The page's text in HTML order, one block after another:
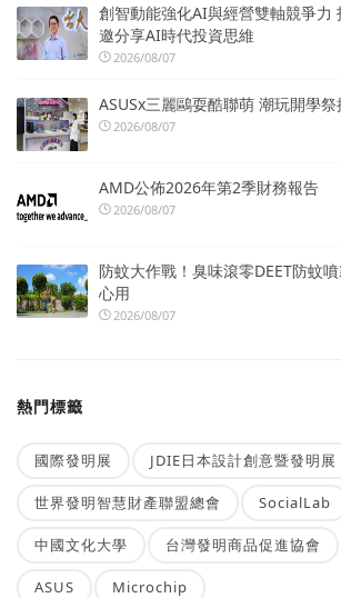
創智動能強化AI與經營雙軸競爭力
邀分享AI時代投資思維
2026/08/07
ASUSx三麗鷗耍酷聯萌 潮玩開學祭
2026/08/07
AMD公佈2026年第2季財務報告
2026/08/07
防蚊大作戰！臭味滾零DEET防蚊
心用
2026/08/07
熱門標籤
國際發明展 JDIE日本設計創意暨發明展
世界發明智慧財產聯盟總會 SocialLab
中國文化大學 台灣發明商品促進協會
ASUS Microchip